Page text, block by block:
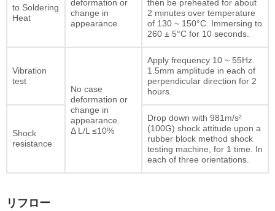
to Soldering
Heat
deformation or
change in
appearance.
then be preheated for about
2 minutes over temperature
of 130 ~ 150°C. Immersing to
260 ± 5°C for 10 seconds.
Vibration
test
No case
deformation or
change in
appearance.
Δ L/L ≤10%
Apply frequency 10 ~ 55Hz.
1.5mm amplitude in each of
perpendicular direction for 2
hours.
Shock
resistance
Drop down with 981m/s²
(100G) shock attitude upon a
rubber block method shock
testing machine, for 1 time. In
each of three orientations.
リフロー